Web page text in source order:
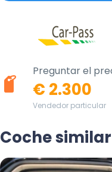
Preguntar el
€ 2.300
Vendedor particular
Coche similar